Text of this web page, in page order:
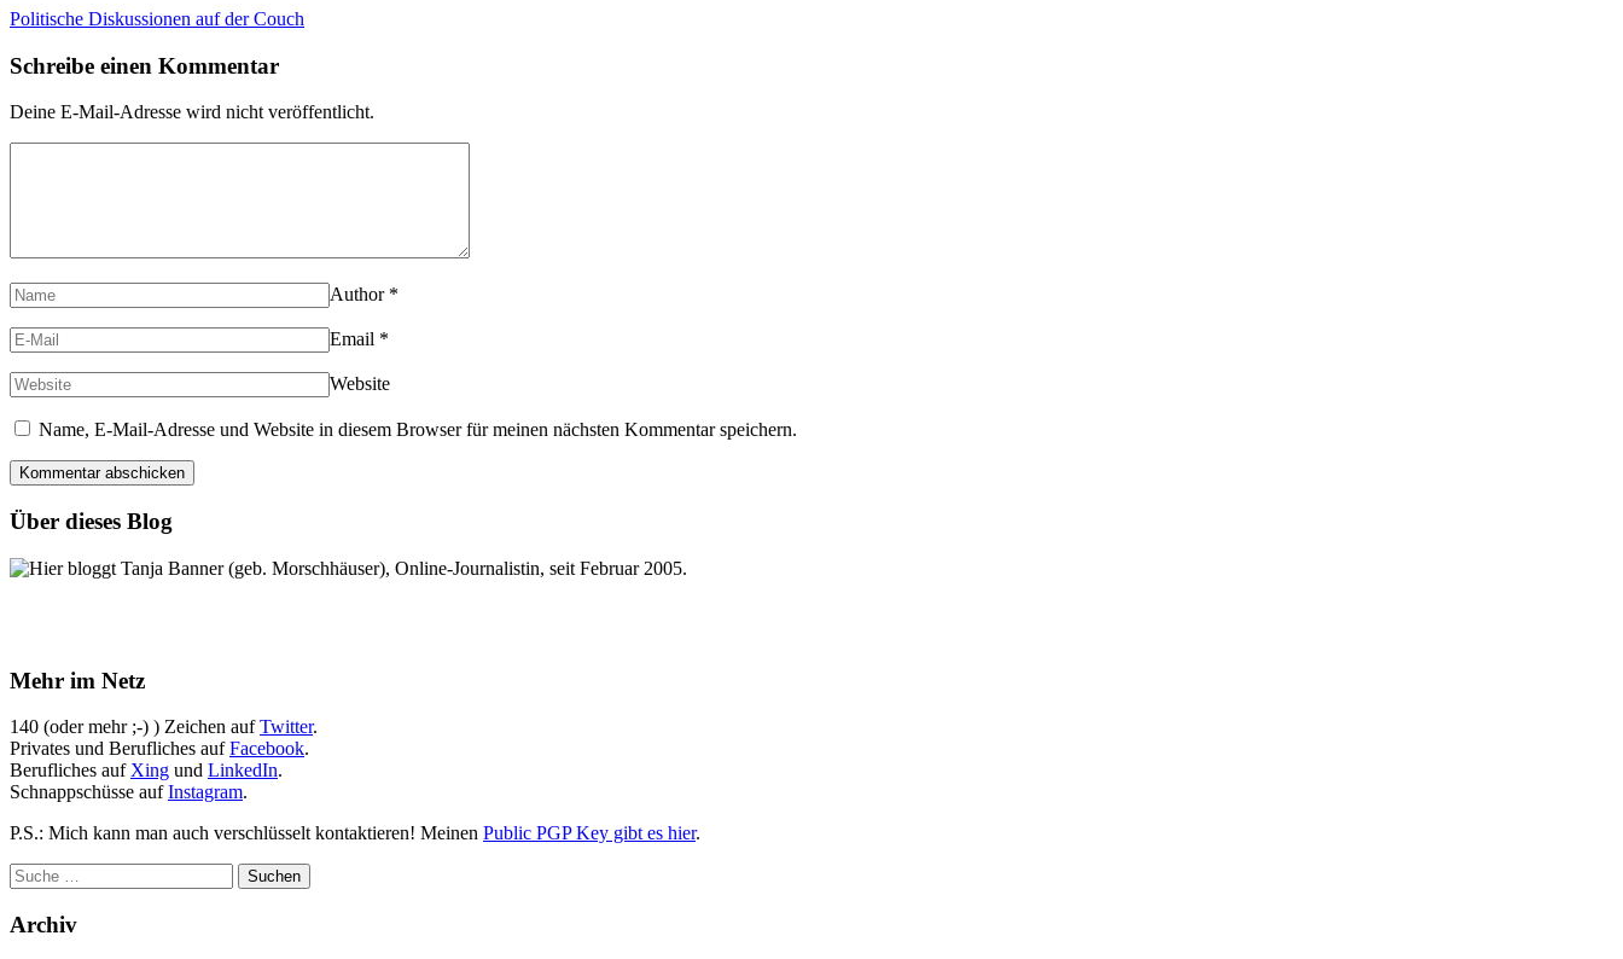
Politische Diskussionen auf der Couch
Schreibe einen Kommentar
Deine E-Mail-Adresse wird nicht veröffentlicht.
Author *
Email *
Website
Name, E-Mail-Adresse und Website in diesem Browser für meinen nächsten Kommentar speichern.
Über dieses Blog
Hier bloggt Tanja Banner (geb. Morschhäuser), Online-Journalistin, seit Februar 2005.
Mehr im Netz
140 (oder mehr ;-) ) Zeichen aufTwitter.
Privates und Berufliches aufFacebook.
Berufliches auf Xing und LinkedIn.
Schnappschüsse aufInstagram.
P.S.: Mich kann man auch verschlüsselt kontaktieren! Meinen Public PGP Key gibt es hier.
Archiv